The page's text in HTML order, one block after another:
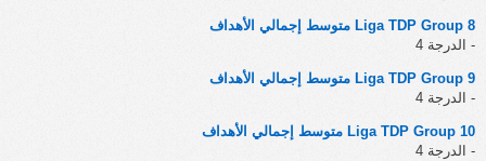
Liga TDP Group 8 متوسط إجمالي الأهداف
- الدرجة 4
Liga TDP Group 9 متوسط إجمالي الأهداف
- الدرجة 4
Liga TDP Group 10 متوسط إجمالي الأهداف
- الدرجة 4